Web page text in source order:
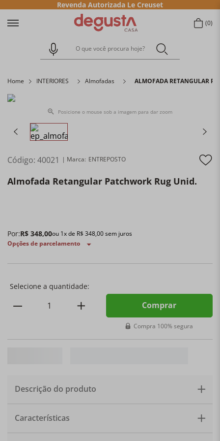
Revenda Autorizada Le Creuset
0
O que você procura hoje?
Home INTERIORES Almofadas ALMOFADA RETANGULAR
Posicione o mouse sob a imagem para dar zoom
Código: 40021 ENTREPOSTO
Almofada Retangular Patchwork Rug Unid.
Por:R$ 348,00ou 1x de R$ 348,00sem juros
Opções de parcelamento
Comprar
Compra 100% segura
Descrição do produto
As almofadas são certamente uma das melhores e mais
práticas maneiras de transformar qualquer ambiente,
trazendo cor e personalidade para a decoração. Bem-
Características